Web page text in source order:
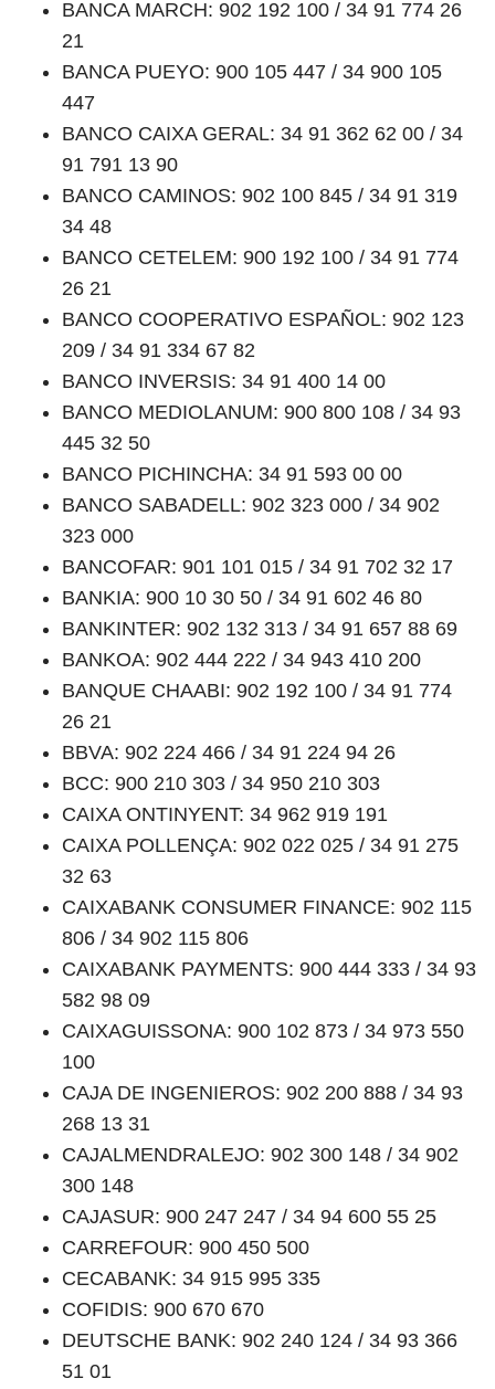
BANCA MARCH: 902 192 100 / 34 91 774 26
21
BANCA PUEYO: 900 105 447 / 34 900 105
447
BANCO CAIXA GERAL: 34 91 362 62 00 / 34
91 791 13 90
BANCO CAMINOS: 902 100 845 / 34 91 319
34 48
BANCO CETELEM: 900 192 100 / 34 91 774
26 21
BANCO COOPERATIVO ESPAÑOL: 902 123
209 / 34 91 334 67 82
BANCO INVERSIS: 34 91 400 14 00
BANCO MEDIOLANUM: 900 800 108 / 34 93
445 32 50
BANCO PICHINCHA: 34 91 593 00 00
BANCO SABADELL: 902 323 000 / 34 902
323 000
BANCOFAR: 901 101 015 / 34 91 702 32 17
BANKIA: 900 10 30 50 / 34 91 602 46 80
BANKINTER: 902 132 313 / 34 91 657 88 69
BANKOA: 902 444 222 / 34 943 410 200
BANQUE CHAABI: 902 192 100 / 34 91 774
26 21
BBVA: 902 224 466 / 34 91 224 94 26
BCC: 900 210 303 / 34 950 210 303
CAIXA ONTINYENT: 34 962 919 191
CAIXA POLLENÇA: 902 022 025 / 34 91 275
32 63
CAIXABANK CONSUMER FINANCE: 902 115
806 / 34 902 115 806
CAIXABANK PAYMENTS: 900 444 333 / 34 93
582 98 09
CAIXAGUISSONA: 900 102 873 / 34 973 550
100
CAJA DE INGENIEROS: 902 200 888 / 34 93
268 13 31
CAJALMENDRALEJO: 902 300 148 / 34 902
300 148
CAJASUR: 900 247 247 / 34 94 600 55 25
CARREFOUR: 900 450 500
CECABANK: 34 915 995 335
COFIDIS: 900 670 670
DEUTSCHE BANK: 902 240 124 / 34 93 366
51 01